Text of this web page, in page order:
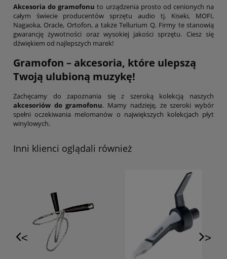
Akcesoria do gramofonu to urządzenia prosto od cenionych na
całym świecie producentów sprzętu audio tj. Kiseki, MOFI,
Nagaoka, Oracle, Ortofon, a także Tellurium Q. Firmy te stanowią
gwarancję żywotności oraz wysokiej jakości sprzętu. Ciesz się
dźwiękiem od najlepszych marek!
Gramofon – akcesoria, które ulepszą
Twoją ulubioną muzykę!
Zachęcamy do zapoznania się z szeroką kolekcją naszych
akcesoriów do gramofonu. Mamy nadzieję, że szeroki wybór
spełni oczekiwania melomanów o największych kolekcjach płyt
winylowych.
Inni klienci oglądali również
< >